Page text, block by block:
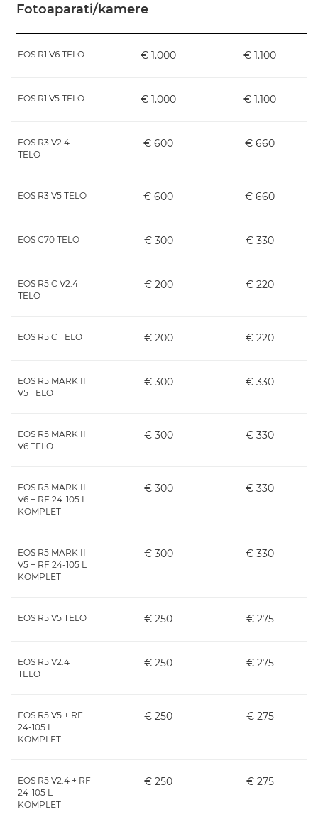
Fotoaparati/kamere
EOS R1 V6 TELO € 1.000 € 1.100
EOS R1 V5 TELO € 1.000 € 1.100
EOS R3 V2.4
TELO
€ 600 € 660
EOS R3 V5 TELO € 600 € 660
EOS C70 TELO € 300 € 330
EOS R5 C V2.4
TELO
€ 200 € 220
EOS R5 C TELO € 200 € 220
EOS R5 MARK II
V5 TELO
€ 300 € 330
EOS R5 MARK II
V6 TELO
€ 300 € 330
EOS R5 MARK II
V6 + RF 24-105 L
KOMPLET
€ 300 € 330
EOS R5 MARK II
V5 + RF 24-105 L
KOMPLET
€ 300 € 330
EOS R5 V5 TELO € 250 € 275
EOS R5 V2.4
TELO
€ 250 € 275
EOS R5 V5 + RF
24-105 L
KOMPLET
€ 250 € 275
EOS R5 V2.4 + RF
24-105 L
KOMPLET
€ 250 € 275